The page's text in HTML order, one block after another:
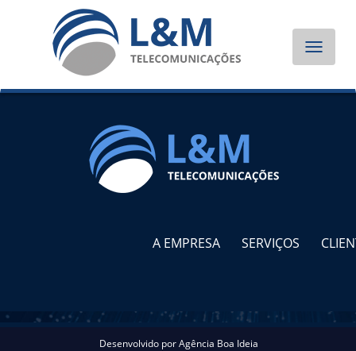
Toggle
A EMPRESA SERVIÇOS
Desenvolvido porAgência Boa Ideia